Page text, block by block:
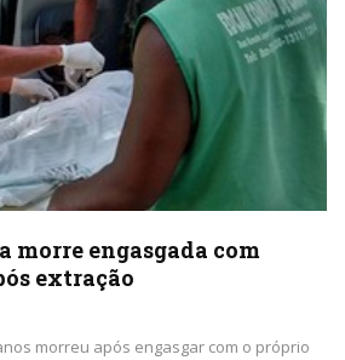
morre engasgada com
extração
morreu após engasgar com o próprio